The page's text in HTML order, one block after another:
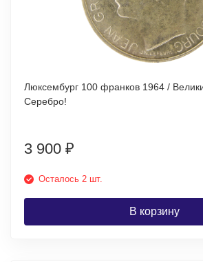
Люксембург 100 франков 1964 /
Серебро!
3 900 ₽
Осталось 2 шт.
В корзину